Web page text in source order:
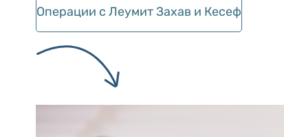
Операции с Леумит Захав и Кесеф